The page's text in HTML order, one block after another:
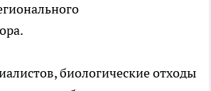
биологические отходы